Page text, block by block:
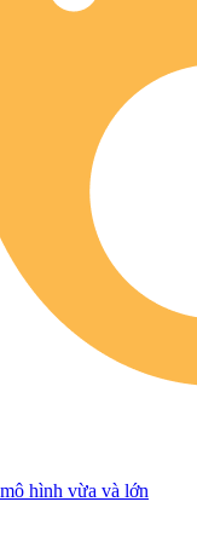
hình vừa và lớn